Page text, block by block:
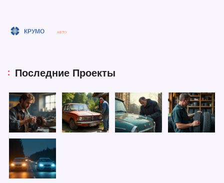
Последние Проекты